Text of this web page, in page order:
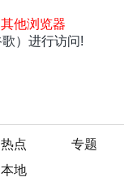
热点
专题
本地